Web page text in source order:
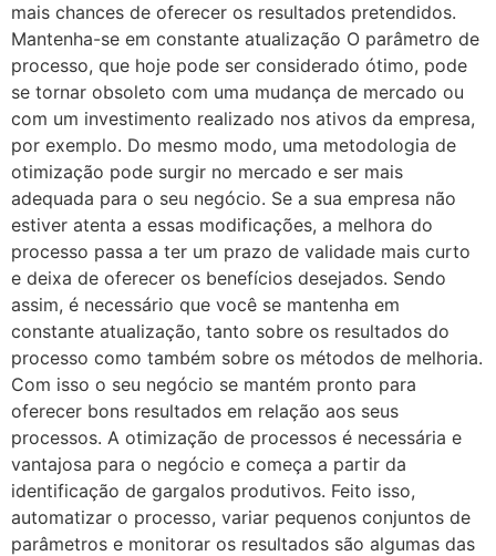
mais chances de oferecer os resultados pretendidos.
Mantenha-se em constante atualização O parâmetro de
processo, que hoje pode ser considerado ótimo, pode
se tornar obsoleto com uma mudança de mercado ou
com um investimento realizado nos ativos da empresa,
por exemplo. Do mesmo modo, uma metodologia de
otimização pode surgir no mercado e ser mais
adequada para o seu negócio. Se a sua empresa não
estiver atenta a essas modificações, a melhora do
processo passa a ter um prazo de validade mais curto
e deixa de oferecer os benefícios desejados. Sendo
assim, é necessário que você se mantenha em
constante atualização, tanto sobre os resultados do
processo como também sobre os métodos de melhoria.
Com isso o seu negócio se mantém pronto para
oferecer bons resultados em relação aos seus
processos. A otimização de processos é necessária e
vantajosa para o negócio e começa a partir da
identificação de gargalos produtivos. Feito isso,
automatizar o processo, variar pequenos conjuntos de
parâmetros e monitorar os resultados são algumas das